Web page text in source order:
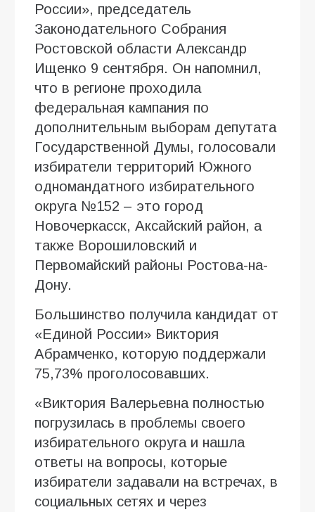
России», председатель
Законодательного Собрания
Ростовской области Александр
Ищенко 9 сентября. Он напомнил,
что в регионе проходила
федеральная кампания по
дополнительным выборам депутата
Государственной Думы, голосовали
избиратели территорий Южного
одномандатного избирательного
округа №152 – это город
Новочеркасск, Аксайский район, а
также Ворошиловский и
Первомайский районы Ростова-на-
Дону.
Большинство получила кандидат от
«Единой России» Виктория
Абрамченко, которую поддержали
75,73% проголосовавших.
«Виктория Валерьевна полностью
погрузилась в проблемы своего
избирательного округа и нашла
ответы на вопросы, которые
избиратели задавали на встречах, в
социальных сетях и через